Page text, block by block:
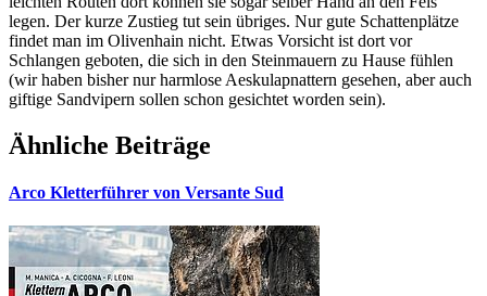
legen. Der kurze Zustieg tut sein übriges. Nur gute Schattenplätze
findet man im Olivenhain nicht. Etwas Vorsicht ist dort vor
Schlangen geboten, die sich in den Steinmauern zu Hause fühlen
(wir haben bisher nur harmlose Aeskulapnattern gesehen, aber auch
giftige Sandvipern sollen schon gesichtet worden sein).
Ähnliche Beiträge
Arco Kletterführer von Versante Sud